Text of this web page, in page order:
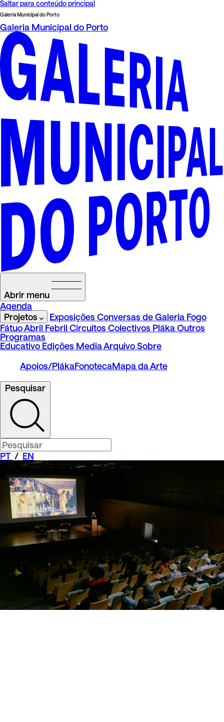
Saltar para conteúdo principal
Galeria Municipal do Porto
Galeria Municipal do Porto
Abrir menu
Agenda
Projetos
Exposições Conversas de Galeria Fogo
FátuoAbril Febril Circuitos Colectivos PlákaOutros
Programas
Educativo Edições MediaArquivoSobre
Apoios/PlákaFonotecaMapa da Arte
Pesquisar
PT / EN